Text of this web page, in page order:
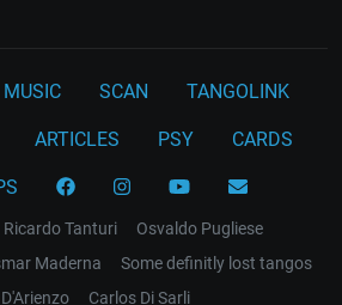
MUSIC SCAN TANGOLINK
ARTICLES PSY CARDS
Ricardo Tanturi
Osvaldo Pugliese
Maderna
Some definitly lost tangos
Carlos Di Sarli